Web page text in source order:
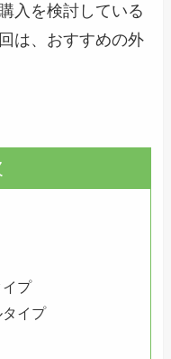
入を検討している
は、おすすめの外
プ
イプ